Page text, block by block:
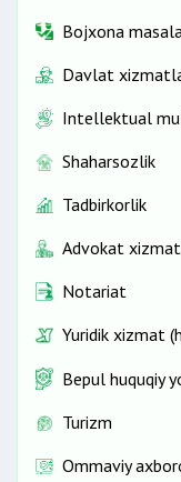
Bojxona
Davlat
Intellektual
Shaharsozlik
Tadbirkorlik
Advokat
Notariat
Yuridik xizmat
Bepul huquqiy
Turizm
Ommaviy